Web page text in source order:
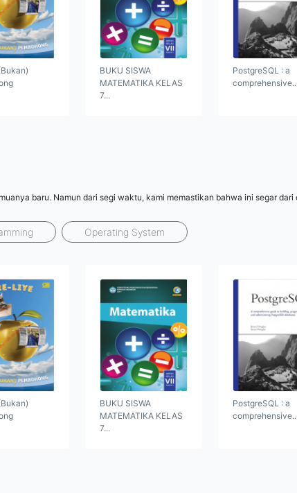
BUKU SISWA
MATEMATIKA KELAS
7...
PostgreSQL : a
comprehensive...
baru. Namun dari segi waktu, kami memastikan bahwa ini segar dari
Operating System
BUKU SISWA
MATEMATIKA KELAS
7...
PostgreSQL : a
comprehensive...